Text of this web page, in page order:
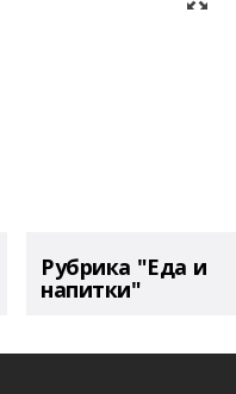
Рубрика "Еда и
напитки"